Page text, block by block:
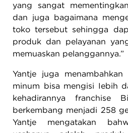
yang sangat
dan juga bagaimana
toko tersebut sehingga
produk dan pelayanan
memuaskan pelanggannya.”
Yantje juga
minum bisa mengisi Iebih
kehadirannya franchise
berkembang menjadi 258
Yantje mengatakan